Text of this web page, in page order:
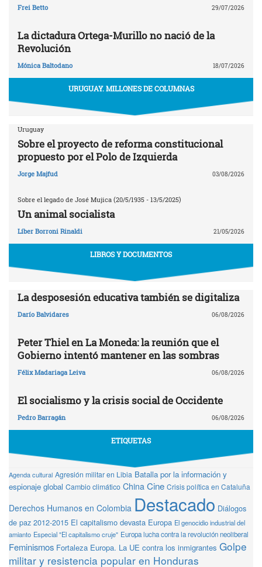
Frei Betto 29/07/2026
La dictadura Ortega-Murillo no nació de la
Revolución
Mónica Baltodano 18/07/2026
URUGUAY. MILLONES DE COLUMNAS
Uruguay
Sobre el proyecto de reforma constitucional
propuesto por el Polo de Izquierda
Jorge Majfud 03/08/2026
Sobre el legado de José Mujica (20/5/1935 - 13/5/2025)
Un animal socialista
Líber Borroni Rinaldi 21/05/2026
LIBROS Y DOCUMENTOS
La desposesión educativa también se digitaliza
Darío Balvidares 06/08/2026
Peter Thiel en La Moneda: la reunión que el
Gobierno intentó mantener en las sombras
Félix Madariaga Leiva 06/08/2026
El socialismo y la crisis social de Occidente
Pedro Barragán 06/08/2026
ETIQUETAS
Agenda cultural Agresión militar en Libia Batalla por la información y
espionaje global Cambio climático China Cine Crisis política en Cataluña
Derechos Humanos en Colombia Destacado Diálogos
de paz 2012-2015 El capitalismo devasta Europa El genocidio industrial del
amianto Especial "El capitalismo cruje" Europa lucha contra la revolución neoliberal
Feminismos Fortaleza Europa. La UE contra los inmigrantes Golpe
militar y resistencia popular en Honduras